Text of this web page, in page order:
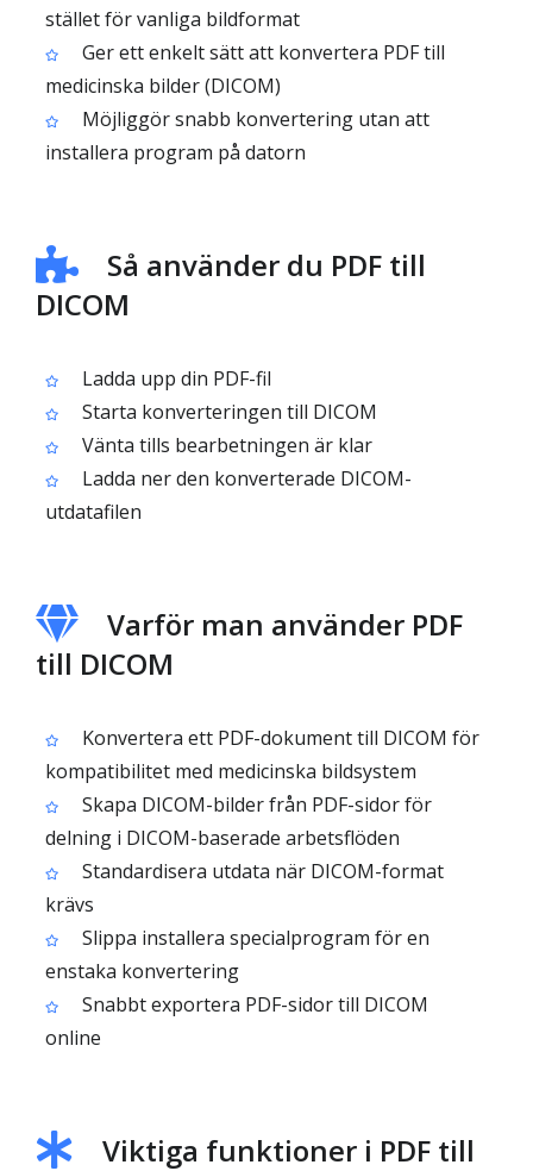
stället för vanliga bildformat
Ger ett enkelt sätt att konvertera PDF till
medicinska bilder (DICOM)
Möjliggör snabb konvertering utan att
installera program på datorn
Så använder du PDF till
DICOM
Ladda upp din PDF-fil
Starta konverteringen till DICOM
Vänta tills bearbetningen är klar
Ladda ner den konverterade DICOM-
utdatafilen
Varför man använder PDF
till DICOM
Konvertera ett PDF-dokument till DICOM för
kompatibilitet med medicinska bildsystem
Skapa DICOM-bilder från PDF-sidor för
delning i DICOM-baserade arbetsflöden
Standardisera utdata när DICOM-format
krävs
Slippa installera specialprogram för en
enstaka konvertering
Snabbt exportera PDF-sidor till DICOM
online
Viktiga funktioner i PDF till